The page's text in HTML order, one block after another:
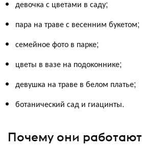
девочка с цветами в саду;
пара на траве с весенним букетом;
семейное фото в парке;
цветы в вазе на подоконнике;
девушка на траве в белом платье;
ботанический сад и гиацинты.
Почему они работают